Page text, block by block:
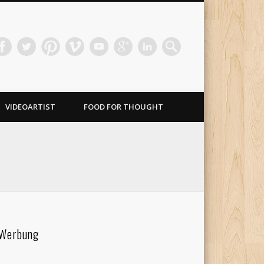
VIDEOARTIST FOOD FOR THOUGHT